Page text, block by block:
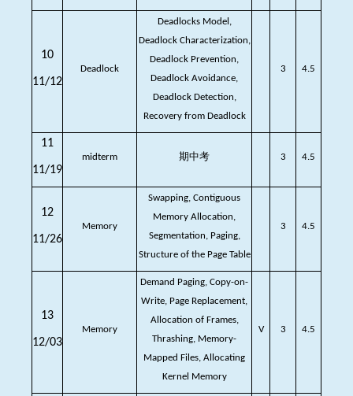
10
11/12
Deadlock
Deadlocks Model,
Deadlock Characterization,
Deadlock Prevention,
Deadlock Avoidance,
Deadlock Detection,
Recovery from Deadlock
3 4.5
11
11/19
midterm 期中考 3 4.5
12
11/26
Memory
Swapping, Contiguous
Memory Allocation,
Segmentation, Paging,
Structure of the Page Table
3 4.5
13
12/03
Memory
Demand Paging, Copy-on-
Write, Page Replacement,
Allocation of Frames,
Thrashing, Memory-
Mapped Files, Allocating
Kernel Memory
V 3 4.5